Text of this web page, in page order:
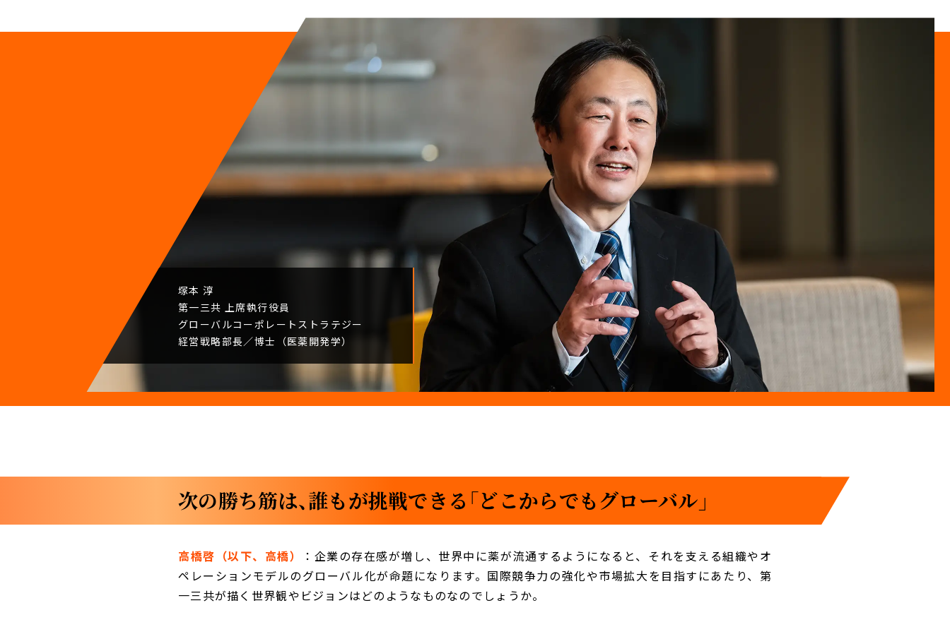
塚本 淳
第一三共 上席執行役員
グローバルコーポレート ストラテジー
経営戦略部長／博士（医薬開発学）
次の勝ち筋は、誰もが挑戦できる「どこからでもグローバル」
高橋啓（以下、高橋）
：企業の存在感が増し、世界中に薬が流通するようになると、それを支える組織やオ
ペレーションモデルのグローバル化が命題になります。国際競争力の強化や市場拡大を目指すにあたり、第
一三共が描く世界観やビジョンはどのようなものなのでしょうか。